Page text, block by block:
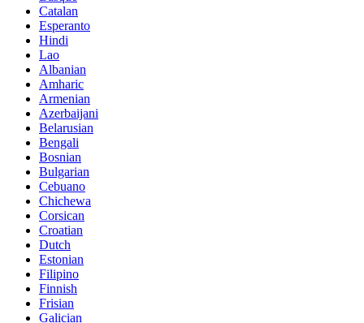
Catalan
Esperanto
Hindi
Lao
Albanian
Amharic
Armenian
Azerbaijani
Belarusian
Bengali
Bosnian
Bulgarian
Cebuano
Chichewa
Corsican
Croatian
Dutch
Estonian
Filipino
Finnish
Frisian
Galician